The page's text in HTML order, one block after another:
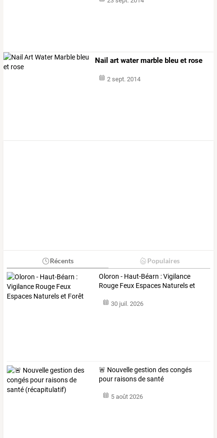
Nail art water marble bleu et rose
2 sept. 2014
Récents Populaires
Oloron - Haut-Béarn : Vigilance
Rouge Feux Espaces Naturels et
30 juil. 2026
🚨 Nouvelle gestion des congés
pour raisons de santé
5 août 2026